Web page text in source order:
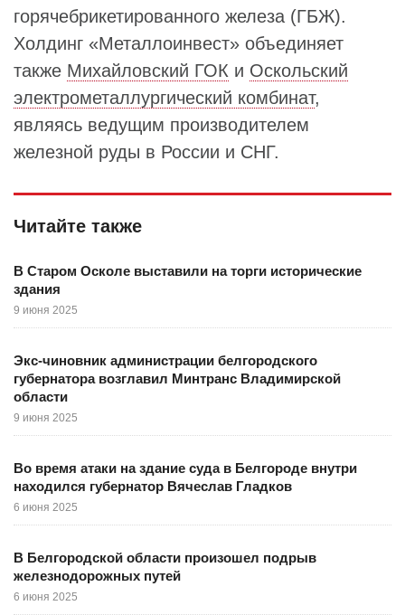
горячебрикетированного железа (ГБЖ).
Холдинг «Металлоинвест» объединяет
также Михайловский ГОК и Оскольский
электрометаллургический комбинат,
являясь ведущим производителем
железной руды в России и СНГ.
Читайте также
В Старом Осколе выставили на торги исторические
здания
9 июня 2025
Экс-чиновник администрации белгородского
губернатора возглавил Минтранс Владимирской
области
9 июня 2025
Во время атаки на здание суда в Белгороде внутри
находился губернатор Вячеслав Гладков
6 июня 2025
В Белгородской области произошел подрыв
железнодорожных путей
6 июня 2025